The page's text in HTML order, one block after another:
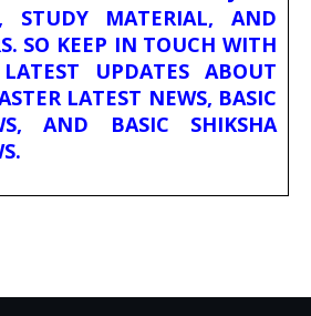
STUDY MATERIAL, AND
SO KEEP IN TOUCH WITH
UPDATES ABOUT
LATEST NEWS, BASIC
AND BASIC SHIKSHA